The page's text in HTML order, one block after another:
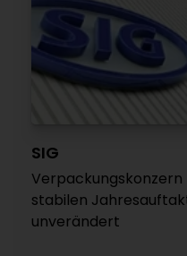
SIG
stabilen
unverändert